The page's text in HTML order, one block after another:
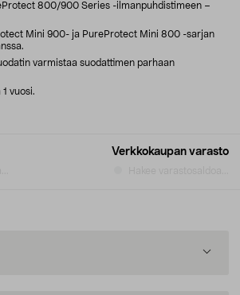
Verkkokaupan varasto
800/900 Series -ilmanpuhdistimeen –
Mini 900- ja PureProtect Mini 800 -sarjan
varmistaa suodattimen parhaan
vuosi.